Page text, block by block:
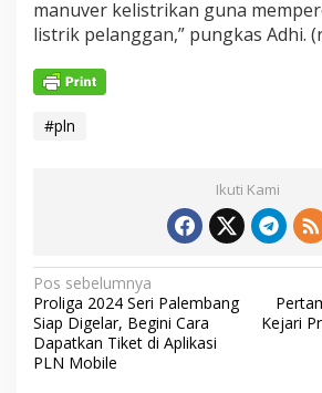
manuver kelistrikan guna
listrik pelanggan,” pungkas Adhi.
#pln
Ikuti Kami
N
a
v
Pos sebelumnya
Proliga 2024 Seri Palembang
Siap Digelar, Begini Cara
Dapatkan Tiket di Aplikasi
PLN Mobile
Kejari